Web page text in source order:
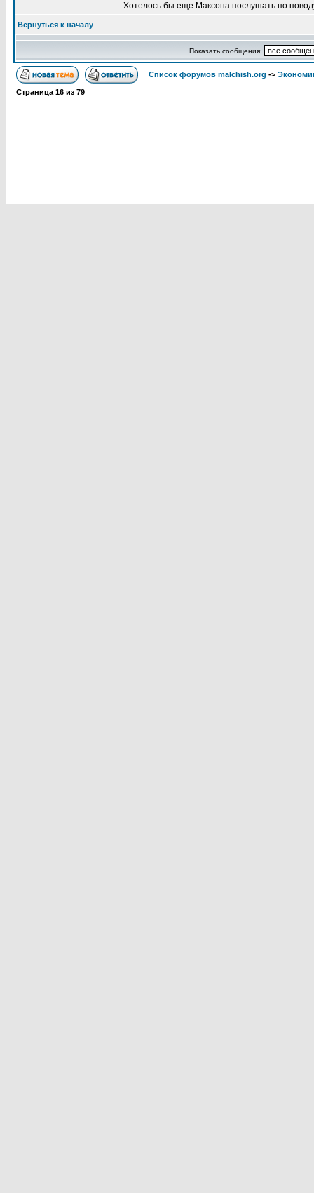
Хотелось бы еще Максона послушать по
Вернуться к началу
Показать сообщения:
Список форумов malchish.org ->
Страница 16 из 79